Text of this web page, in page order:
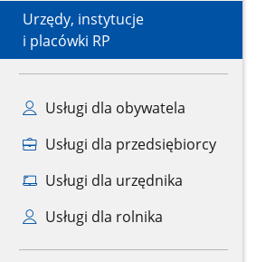
Urzędy, instytucje
i placówki RP
Usługi dla obywatela
Usługi dla przedsiębiorcy
Usługi dla urzędnika
Usługi dla rolnika